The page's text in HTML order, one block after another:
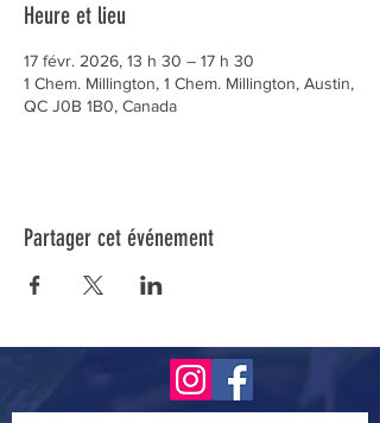
Heure et lieu
17 févr. 2026, 13 h 30 – 17 h 30
1 Chem. Millington, 1 Chem. Millington, Austin,
QC J0B 1B0, Canada
Partager cet événement